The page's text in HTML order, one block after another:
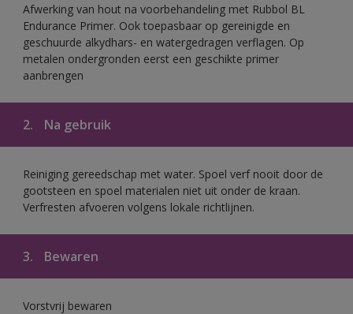
Afwerking van hout na voorbehandeling met Rubbol BL
Endurance Primer. Ook toepasbaar op gereinigde en
geschuurde alkydhars- en watergedragen verflagen. Op
metalen ondergronden eerst een geschikte primer
aanbrengen
2. Na gebruik
Reiniging gereedschap met water. Spoel verf nooit door de
gootsteen en spoel materialen niet uit onder de kraan.
Verfresten afvoeren volgens lokale richtlijnen.
3. Bewaren
Vorstvrij bewaren